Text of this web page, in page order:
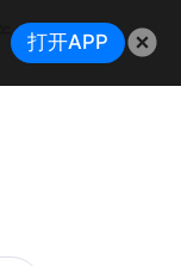
质量管理/品管（叉车生产企业）
打开APP